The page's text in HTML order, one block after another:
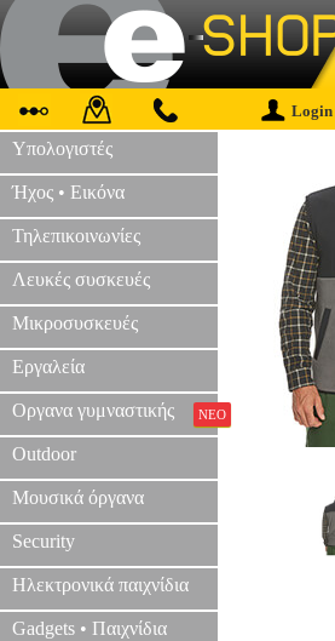
Login
Υπολογιστές
Ήχος • Εικόνα
Τηλεπικοινωνίες
Λευκές συσκευές
Μικροσυσκευές
Εργαλεία
Οργανα γυμναστικής ΝΕΟ
Outdoor
Μουσικά όργανα
Security
Ηλεκτρονικά παιχνίδια
Gadgets • Παιχνίδια